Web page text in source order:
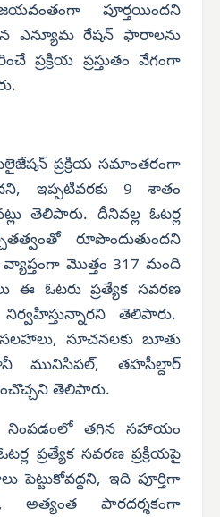
పూర్తయిందని
ఎన్యూమ రేషన్ ఫారాలను
ప్రక్రియ ప్రస్తుతం వేగంగా
ప్రక్రియ సమాంతరంగా
ఇప్పటివరకు 9 శాతం
తెలిపారు. దీనివల్ల ఓటర్ల
రూపొందుతుందని
మొత్తం 317 మంది
ఈ ఓటరు ప్రత్యేక సవరణ
తెలిపారు.
సలహాలు, సూచనలకు బూతు
మునిసిపల్, తహసీల్దార్
తెలిపారు.
నింపడంలో తగిన సహాయం
ప్రత్యేక సవరణ ప్రక్రియపై
పెట్టుకోవద్దని, ఇది పూర్తిగా
అత్యంత పారదర్శకంగా